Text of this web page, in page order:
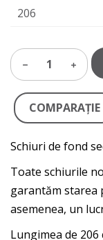
206
1
COMPARAŢIE
Schiuri de fond
Toate schiurile
garantăm starea
asemenea, un
Lungimea de